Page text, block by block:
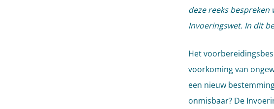
deze reeks
Invoeringswet. In dit
Het
voorkoming van
een nieuw
onmisbaar? De